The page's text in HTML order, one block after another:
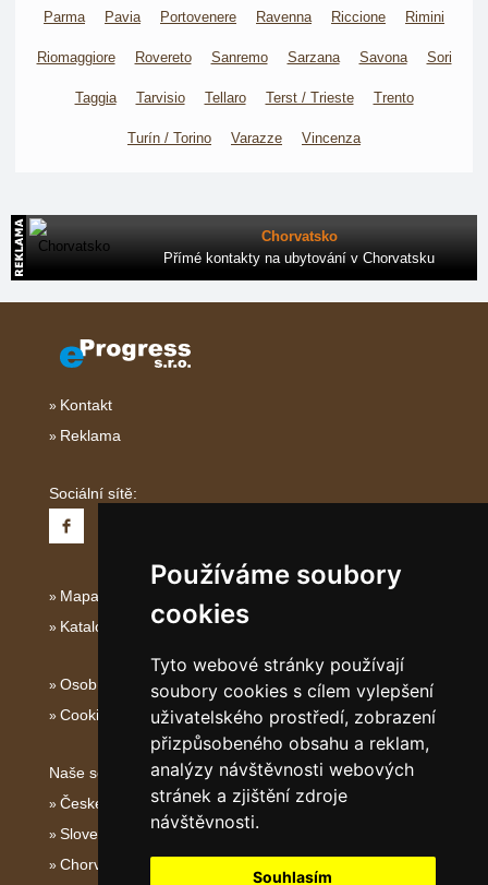
Používáme soubory
cookies
Tyto webové stránky používají
soubory cookies s cílem vylepšení
uživatelského prostředí, zobrazení
přizpůsobeného obsahu a reklam,
analýzy návštěvnosti webových
stránek a zjištění zdroje
návštěvnosti.
Souhlasím
Parma Pavia Portovenere Ravenna Riccione Rimini
Riomaggiore Rovereto Sanremo Sarzana Savona Sori
Taggia Tarvisio Tellaro Terst / Trieste Trento
Turín / Torino Varazze Vincenza
Chorvatsko
Přímé kontakty na ubytování v Chorvatsku
Kontakt
Reklama
Sociální sítě:
Mapa serveru Severní Itálie
Katalog ubytování
Osobní údaje
Cookies
Naše servery:
České hory
Slovenské hory
Chorvatsko